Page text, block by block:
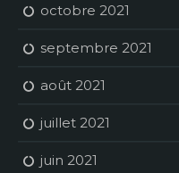
octobre 2021
septembre 2021
août 2021
juillet 2021
juin 2021